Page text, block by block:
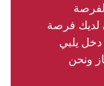
لديك فرصة
يلبي
ونحن